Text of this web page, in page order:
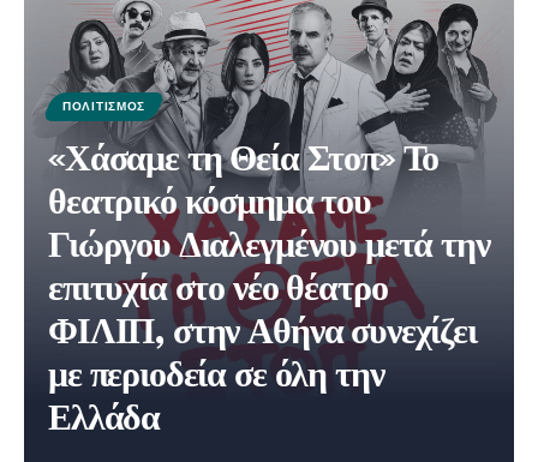
ΠΟΛΙΤΙΣΜΌΣ
«Χάσαμε τη Θεία Στοπ» Το
θεατρικό κόσμημα του
Γιώργου Διαλεγμένου μετά την
επιτυχία στο νέο θέατρο
ΦΙΛΙΠ, στην Αθήνα συνεχίζει
με περιοδεία σε όλη την
Ελλάδα